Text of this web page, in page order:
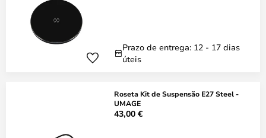
Prazo de entrega: 12 - 17 dias
úteis
Roseta Kit de Suspensão E27 Steel -
UMAGE
43,00 €